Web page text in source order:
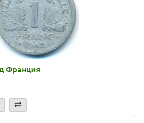
Франция